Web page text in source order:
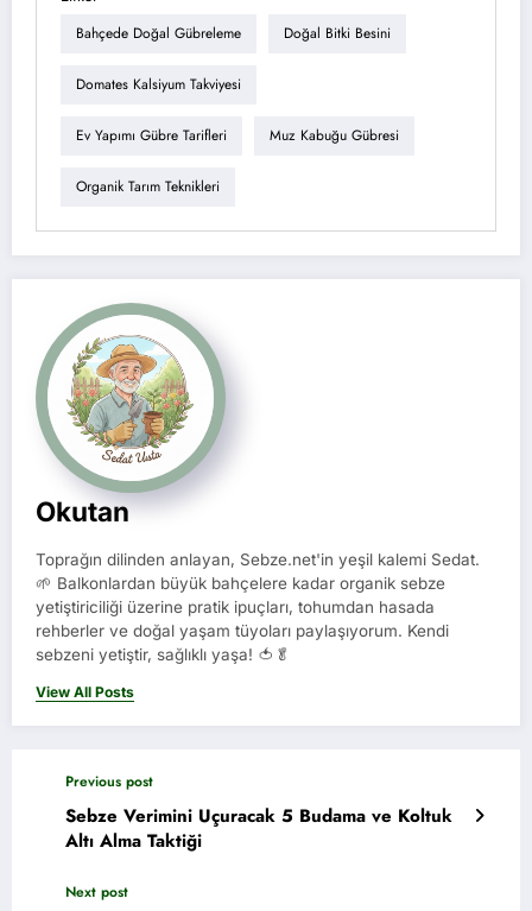
Bahçede Doğal Gübreleme Doğal Bitki Besini
Domates Kalsiyum Takviyesi
Ev Yapımı Gübre Tarifleri Muz Kabuğu Gübresi
Organik Tarım Teknikleri
Okutan
Toprağın dilinden anlayan, Sebze.net'in yeşil kalemi Sedat.
🌱 Balkonlardan büyük bahçelere kadar organik sebze
yetiştiriciliği üzerine pratik ipuçları, tohumdan hasada
rehberler ve doğal yaşam tüyoları paylaşıyorum. Kendi
sebzeni yetiştir, sağlıklı yaşa! 🍅🥬
View All Posts
Previous post
Sebze Verimini Uçuracak 5 Budama ve Koltuk
Altı Alma Taktiği
Next post